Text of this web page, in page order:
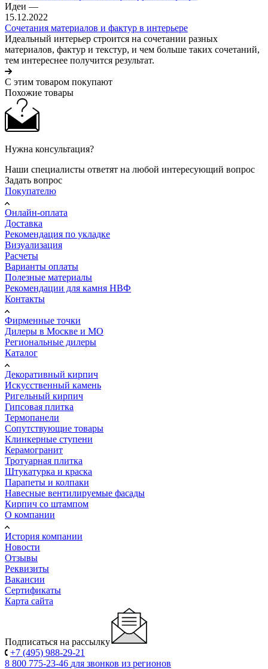
Идеи —
15.12.2022
Сочетания материалов и фактур в интерьере
Идеальный интерьер строится на сочетании разных
материалов, фактур и текстур, и чем больше таких сочетаний,
тем интереснее получится результат.
С этим товаром покупают
Похожие товары
Нужна консультация?
Наши специалисты ответят на любой интересующий вопрос
Задать вопрос
Покупателю
Онлайн-оплата
Доставка
Рекомендация по укладке
Визуализация
Расчеты
Варианты оплаты
Полезные материалы
Рекомендации для камня НВФ
Контакты
Фирменные точки
Дилеры в Москве и МО
Региональные дилеры
Каталог
Декоративный кирпич
Искусственный камень
Ригельный кирпич
Гипсовая плитка
Термопанели
Сопутствующие товары
Клинкерные ступени
Керамогранит
Тротуарная плитка
Штукатурка и краска
Парапеты и колпаки
Навесные вентилируемые фасады
Кирпич со штампом
О компании
История компании
Новости
Отзывы
Реквизиты
Вакансии
Сертификаты
Карта сайта
Подписаться на рассылку
+7 (495) 988-29-21
8 800 775-23-46 для звонков из регионов